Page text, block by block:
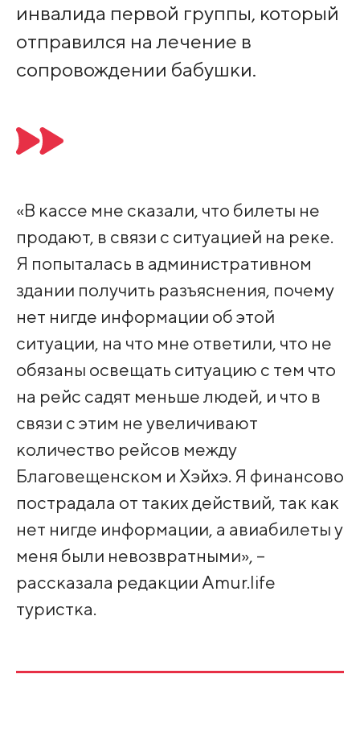
инвалида первой группы, который
отправился на лечение в
сопровождении бабушки.
«В кассе мне сказали, что билеты не
продают, в связи с ситуацией на реке.
Я попыталась в административном
здании получить разъяснения, почему
нет нигде информации об этой
ситуации, на что мне ответили, что не
обязаны освещать ситуацию с тем что
на рейс садят меньше людей, и что в
связи с этим не увеличивают
количество рейсов между
Благовещенском и Хэйхэ. Я финансово
пострадала от таких действий, так как
нет нигде информации, а авиабилеты у
меня были невозвратными», –
рассказала редакции Amur.life
туристка.